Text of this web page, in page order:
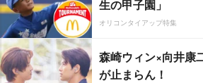
生の甲子園」
オリコンタイアップ特集
森崎ウィン×向井康
が止まらん！